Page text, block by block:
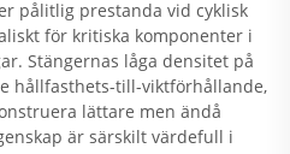
pålitlig prestanda vid cyklisk
för kritiska komponenter i
Stängernas låga densitet på
hållfasthets-till-viktförhållande,
lättare men ändå
är särskilt värdefull i